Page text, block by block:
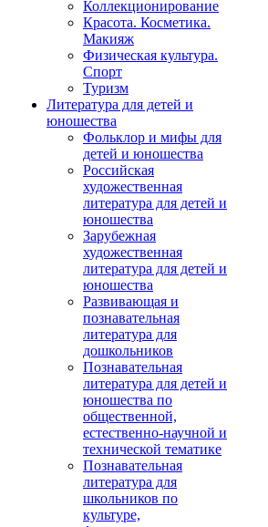
Коллекционирование
Красота. Косметика.
Макияж
Физическая культура.
Спорт
Туризм
Литература для детей и
юношества
Фольклор и мифы для
детей и юношества
Российская
художественная
литература для детей и
юношества
Зарубежная
художественная
литература для детей и
юношества
Развивающая и
познавательная
литература для
дошкольников
Познавательная
литература для детей и
юношества по
общественной,
естественно-научной и
технической тематике
Познавательная
литература для
школьников по
культуре,